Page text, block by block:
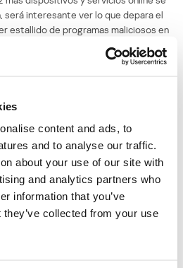
content and ads, to
and to analyse our traffic.
about your use of our site with
and analytics partners who
information that you’ve
collected from your use
será interesante ver lo que depara el
estallido de programas maliciosos en
Este artículo de ninguna manera
o dudas, sino más bien
en sus juegos a aquellos que ya
LÍNEA SONY
CONSOLAS DE JUEGOS